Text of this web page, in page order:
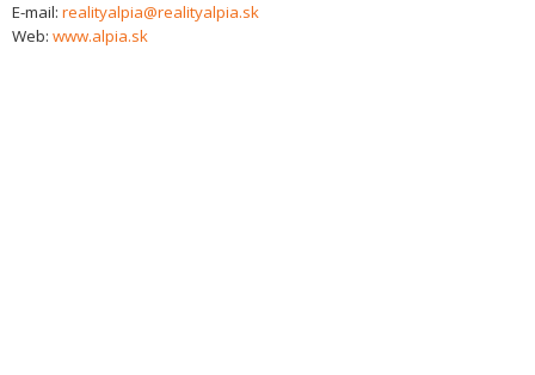
E-mail: realityalpia@realityalpia.sk
Web: www.alpia.sk